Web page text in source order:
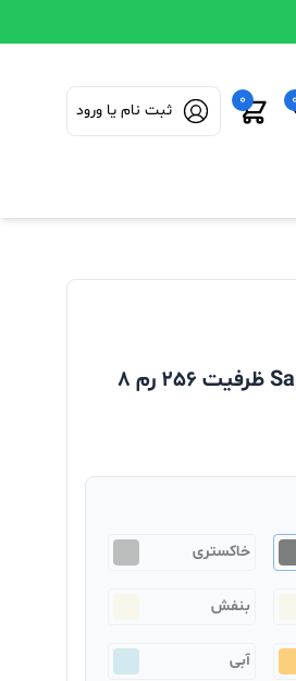
0
0
ثبت نام یا ورود
گوشی موبایل سامسونگ مدل Samsung Galaxy S24 Ultra 5G ظرفیت 256 رم 8
خاکستری
بنفش
آبی